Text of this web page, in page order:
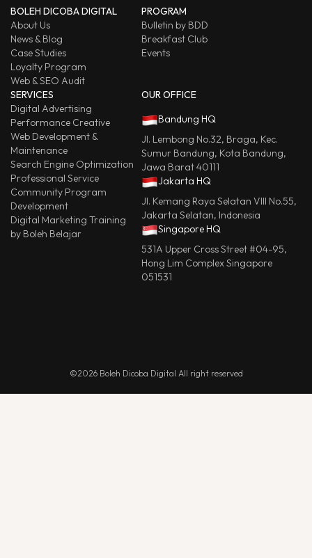
BOLEH DICOBA DIGITAL
About Us
News & Blog
Case Studies
Loyalty Program
Web & SEO Audit
PROGRAM
Bulletin by BDD
Breakfast Club
Events
SERVICES
Digital Advertising
Performance Creative
Web Development &
Maintenance
Search Engine Optimization
Professional Service
Community Program
Development
Digital Marketing Training
by Boleh Belajar
OUR OFFICE
Bandung HQ
Jl. Lembong No.32, Braga, Kec.
Sumur Bandung, Kota Bandung,
Jawa Barat 40111
Jakarta HQ
Jl. Kemang Raya Selatan VIII No.55,
Jakarta Selatan, Indonesia
Singapore HQ
531A Upper Cross Street #04-95,
Hong Lim Complex Singapore
051531
©2026 Boleh Dicoba Digital All right reserved